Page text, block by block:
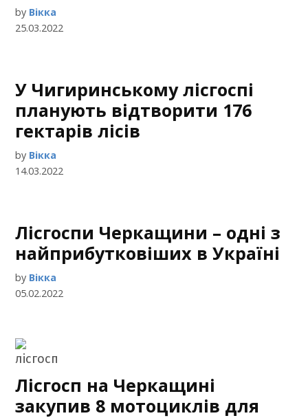
by Вікка
25.03.2022
У Чигиринському лісгоспі
планують відтворити 176
гектарів лісів
by Вікка
14.03.2022
Лісгоспи Черкащини – одні з
найприбутковіших в Україні
by Вікка
05.02.2022
Лісгосп на Черкащині
закупив 8 мотоциклів для